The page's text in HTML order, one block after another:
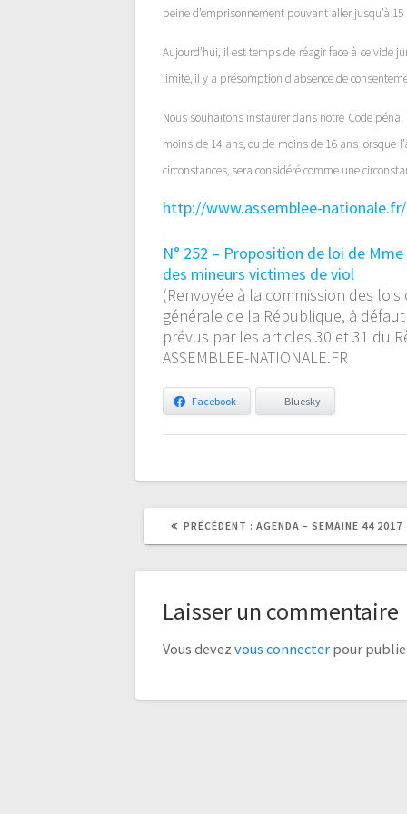
peine d’emprisonnement pouvant aller jusqu’à
Aujourd’hui, il est temps de réagir face à ce vide
limite, il y a présomption d’absence de
Nous souhaitons instaurer dans notre Code
moins de 14 ans, ou de moins de 16 ans lorsque
circonstances, sera considéré comme une
http://www.assemblee-
N° 252 – Proposition de loi de
des mineurs victimes de viol
(Renvoyée à la commission des
générale de la République, à
prévus par les articles 30 et 31 du
ASSEMBLEE-NATIONALE.FR
Facebook Bluesky
PRÉCÉDENT :
ARTICLE
PRÉCÉDENT
AGENDA – SEMAINE 44 2017
ARTICLE
SUIVANT
Laisser un commentaire
Vous devezvous connecter pour